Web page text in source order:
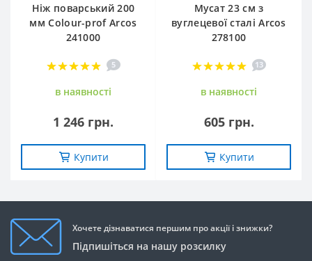
Ніж поварський 200
мм Сolour-prof Arcos
241000
5
в наявностi
1 246 грн.
Купити
Мусат 23 см з
вуглецевої сталі Arcos
278100
13
в наявностi
605 грн.
Купити
Хочете дізнаватися першим про акції і знижки?
Підпишіться на нашу розсилку